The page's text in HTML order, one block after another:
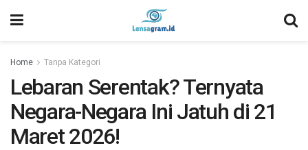
Home Tanpa Kategori
Lebaran Serentak? Ternyata
Negara-Negara Ini Jatuh di 21
Maret 2026!